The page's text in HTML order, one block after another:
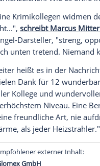
Schwerer Abschied für
(58) ist ein letztes Mal
den 31. Januar, zeigt
damit die
aus privaten Gründen
Für Christoph Süß
gehörte er als herrlich
Kultreihe um die
Staunen über die
Markenzeichen. Wie